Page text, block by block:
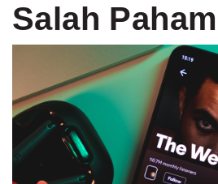
Salah Paham